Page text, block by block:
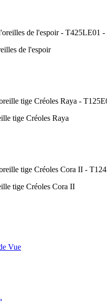
de l'espoir
tige Créoles Raya
tige Créoles Cora II